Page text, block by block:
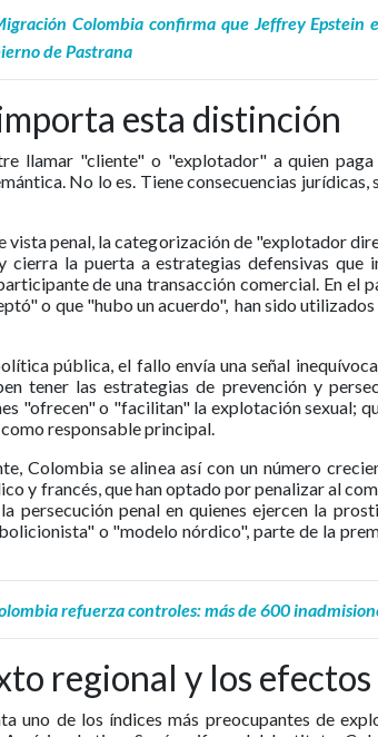
Colombia confirma que Jeffrey Epstein
de Pastrana
esta distinción
llamar "cliente" o "explotador" a quien
No lo es. Tiene consecuencias
vista penal, la categorización de "explotador
cierra la puerta a estrategias defensivas que
de una transacción comercial. En el
o que "hubo un acuerdo", han sido
pública, el fallo envía una señal
tener las estrategias de prevención y
"ofrecen" o "facilitan" la explotación sexual;
responsable principal.
Colombia se alinea así con un número
y francés, que han optado por penalizar al
persecución penal en quienes ejercen la
o "modelo nórdico", parte de la
refuerza controles: más de 600
regional y los efectos
uno de los índices más preocupantes de